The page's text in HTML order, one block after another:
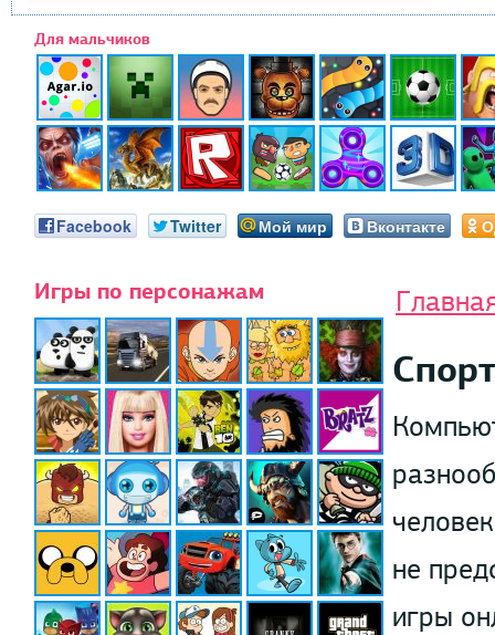
Для мальчиков
Facebook Twitter Мой мир Вконтакте
Игры по персонажам
не
игры